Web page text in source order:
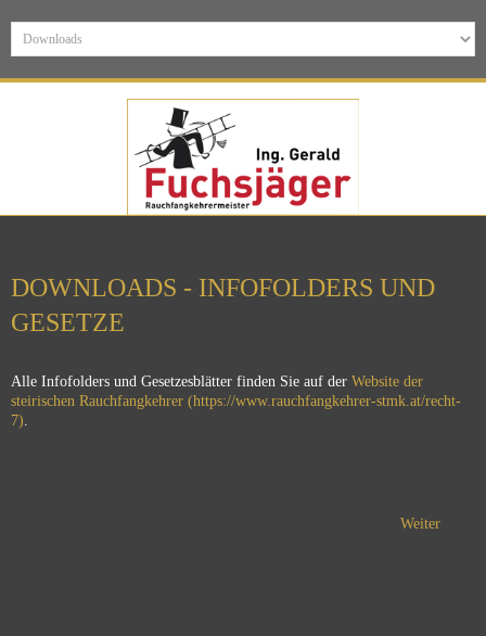
DOWNLOADS - INFOFOLDERS UND
GESETZE
Alle Infofolders und Gesetzesblätter finden Sie auf der Website der
steirischen Rauchfangkehrer (https://www.rauchfangkehrer-stmk.at/recht-
7).
Weiter